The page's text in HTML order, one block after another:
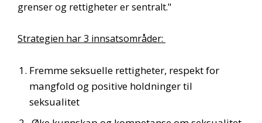
grenser og rettigheter er sentralt."
Strategien har 3 innsatsområder:
Fremme seksuelle rettigheter, respekt for
mangfold og positive holdninger til
seksualitet